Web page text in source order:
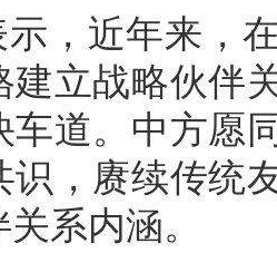
示，近年来，
建立战略伙伴
车道。中方愿
识，赓续传统
系内涵。